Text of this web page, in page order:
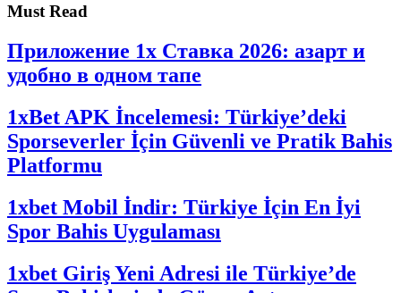
Must Read
Приложение 1x Ставка 2026: азарт и
удобно в одном тапе
1xBet APK İncelemesi: Türkiye’deki
Sporseverler İçin Güvenli ve Pratik Bahis
Platformu
1xbet Mobil İndir: Türkiye İçin En İyi
Spor Bahis Uygulaması
1xbet Giriş Yeni Adresi ile Türkiye’de